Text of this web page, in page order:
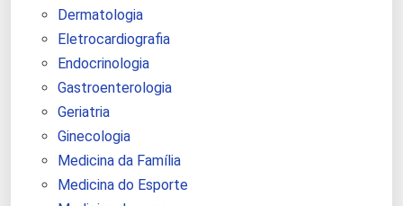
Dermatologia
Eletrocardiografia
Endocrinologia
Gastroenterologia
Geriatria
Ginecologia
Medicina da Família
Medicina do Esporte